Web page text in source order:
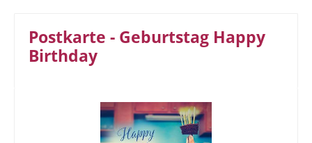
Postkarte - Geburtstag Happy
Birthday
Bildergalerie überspringen